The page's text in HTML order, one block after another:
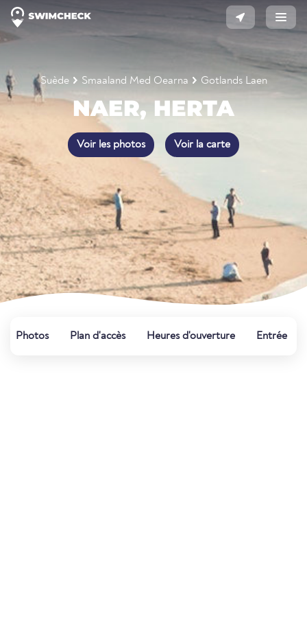
Suède Smaaland Med Oearna Gotlands Laen
NAER, HERTA
Voir les photos Voir la carte
Photos Plan d'accès Heures d'ouverture Entrée